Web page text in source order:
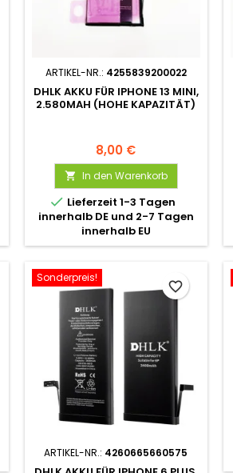
ARTIKEL-NR.: 4255839200022
DHLK AKKU FÜR IPHONE 13 MINI,
2.580MAH (HOHE KAPAZITÄT)
8,00 €
 In den Warenkorb
 Lieferzeit 1-3 Tagen
innerhalb DE und 2-7 Tagen
innerhalb EU
Sonderpreis!
ARTIKEL-NR.: 4260665660575
favorite_border